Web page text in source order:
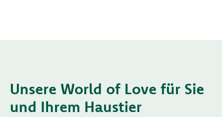
Unsere World of Love für Sie
und Ihrem Haustier